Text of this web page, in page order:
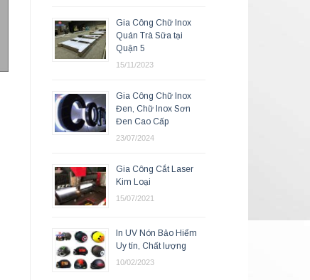
Gia Công Chữ Inox
Quán Trà Sữa tại
Quận 5
15/11/2023
Gia Công Chữ Inox
Đen, Chữ Inox Sơn
Đen Cao Cấp
23/07/2024
Gia Công Cắt Laser
Kim Loại
15/07/2021
In UV Nón Bảo Hiểm
Uy tín, Chất lượng
10/02/2023